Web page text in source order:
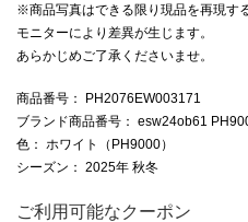
※商品写真はできる限り現品を再現す
モニターにより差異が生じます。
あらかじめご了承くださいませ。
商品番号 ： PH2076EW003171
ブランド商品番号 ： esw24ob61
色 ： ホワイト（PH9000）
シーズン ： 2025年 秋冬
ご利用可能なクーポン